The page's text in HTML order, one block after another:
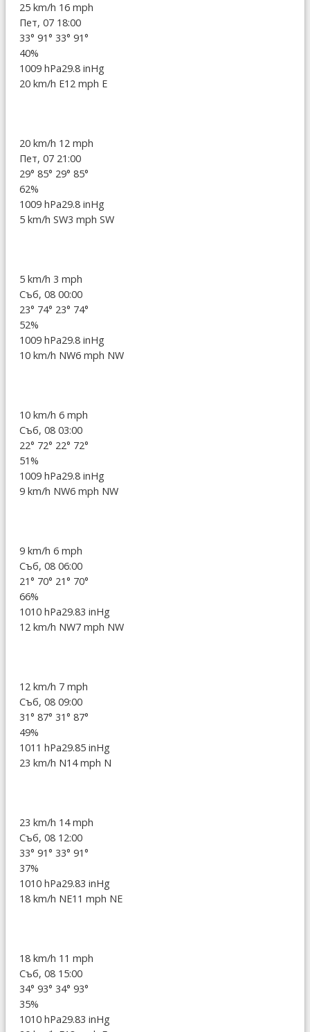
25 km/h 16 mph
Пет, 07 18:00
33° 91° 33° 91°
40%
1009 hPa29.8 inHg
20 km/h E12 mph E
20 km/h 12 mph
Пет, 07 21:00
29° 85° 29° 85°
62%
1009 hPa29.8 inHg
5 km/h SW3 mph SW
5 km/h 3 mph
Съб, 08 00:00
23° 74° 23° 74°
52%
1009 hPa29.8 inHg
10 km/h NW6 mph NW
10 km/h 6 mph
Съб, 08 03:00
22° 72° 22° 72°
51%
1009 hPa29.8 inHg
9 km/h NW6 mph NW
9 km/h 6 mph
Съб, 08 06:00
21° 70° 21° 70°
66%
1010 hPa29.83 inHg
12 km/h NW7 mph NW
12 km/h 7 mph
Съб, 08 09:00
31° 87° 31° 87°
49%
1011 hPa29.85 inHg
23 km/h N14 mph N
23 km/h 14 mph
Съб, 08 12:00
33° 91° 33° 91°
37%
1010 hPa29.83 inHg
18 km/h NE11 mph NE
18 km/h 11 mph
Съб, 08 15:00
34° 93° 34° 93°
35%
1010 hPa29.83 inHg